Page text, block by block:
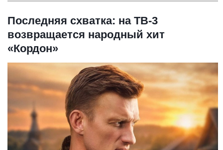
Последняя схватка: на ТВ-3
возвращается народный хит
«Кордон»